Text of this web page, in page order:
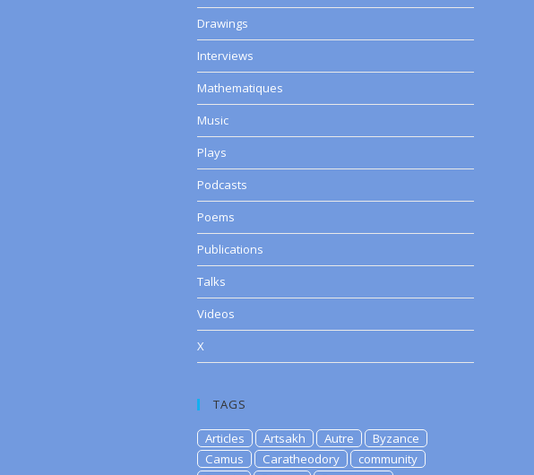
Drawings
Interviews
Mathematiques
Music
Plays
Podcasts
Poems
Publications
Talks
Videos
X
TAGS
Articles Artsakh Autre
Byzance
Camus
Caratheodory
community